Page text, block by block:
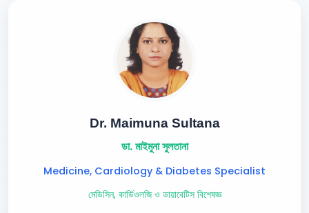
Dr. Maimuna Sultana
ডা. মাইমুনা সুলতানা
Medicine, Cardiology & Diabetes Specialist
মেডিসিন, কার্ডিওলজি ও ডায়াবেটিস বিশেষজ্ঞ